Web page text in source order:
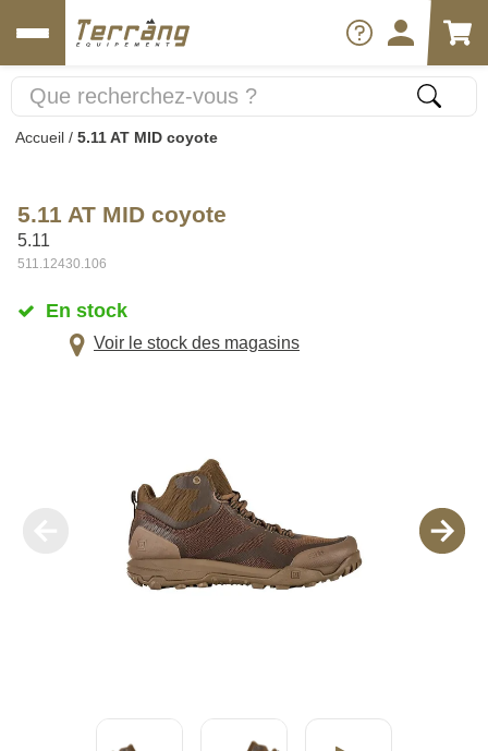
Accueil / 5.11 AT MID coyote
5.11 AT MID coyote
5.11
511.12430.106
En stock
Voir le stock des magasins